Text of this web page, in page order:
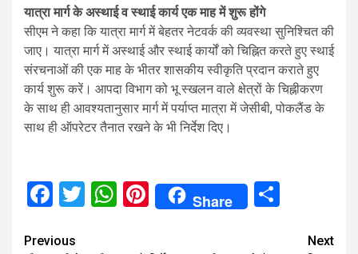
यात्रा मार्ग के अस्थाई व स्थाई कार्य एक माह में शुरू होंगे
सीएम ने कहा कि यात्रा मार्ग में बेहतर नेटवर्क की व्यवस्था सुनिश्चित की
जाए। यात्रा मार्ग में अस्थाई और स्थाई कार्यों को चिह्नित करते हुए स्थाई
संरचनाओं की एक माह के भीतर शासकीय स्वीकृति प्रदान कराते हुए
कार्य शुरू करें। आपदा विभाग को भू स्खलन वाले क्षेत्रों के चिह्नीकरण
के साथ ही आवश्यतानुसार मार्ग में पर्याप्त मात्रा में जेसीबी, पोकलैंड के
साथ ही ऑपरेटर तैनात रखने के भी निर्देश दिए।
Facebook
Twitter
WhatsApp
Pinterest
Share
Continue
Previous
Next